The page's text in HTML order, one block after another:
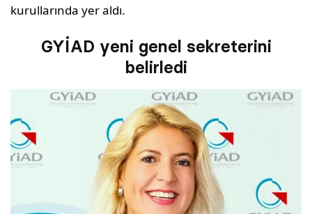
kurullarında yer aldı.
GYİAD yeni genel sekreterini
belirledi